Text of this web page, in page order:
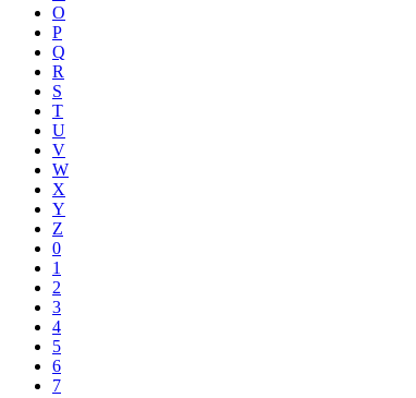
O
P
Q
R
S
T
U
V
W
X
Y
Z
0
1
2
3
4
5
6
7